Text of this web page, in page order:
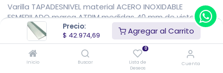
Precio:
$ 42.974,69 Agregar al Carrito
Inicio Buscar
0
Lista de
Deseos
Cuenta
Varilla TAPADESNIVEL material ACERO INOXIDABLE
ESMERILADO marca ATRIM medidas 40 mm de vista x 10
mm de alto x 2,5 metros de largo.
$42.974,69 IVA Incluido
Precio sin impuestos nacionales 35.516,27